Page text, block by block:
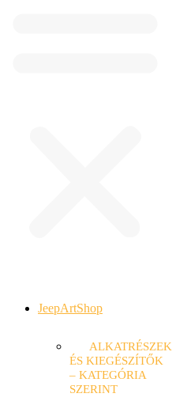
JeepArtShop
ALKATRÉSZEK
ÉS KIEGÉSZÍTŐK
– KATEGÓRIA
SZERINT